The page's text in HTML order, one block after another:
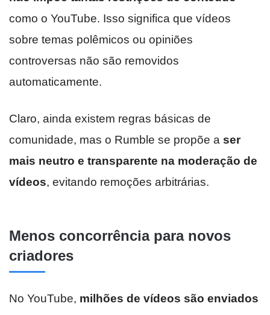
como o YouTube. Isso significa que vídeos
sobre temas polêmicos ou opiniões
controversas não são removidos
automaticamente.
Claro, ainda existem regras básicas de
comunidade, mas o Rumble se propõe a ser
mais neutro e transparente na moderação de
vídeos, evitando remoções arbitrárias.
Menos concorrência para novos
criadores
No YouTube, milhões de vídeos são enviados